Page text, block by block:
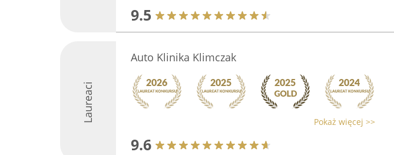
9.5
Laureaci
Auto Klinika Klimczak
Pokaż więcej >>
9.6